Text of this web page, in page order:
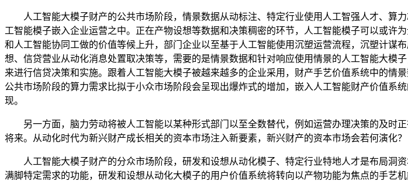
人工智能大模子财产的公共市场阶段，情景数据从动标注、特定行业使用人工智强人才、算
工智能模子嵌入企业运营之中。正在产物设想等数据和决策稠密的环节，人工智能模子可以或
和人工智能协同工做的价值等候上升，部门企业以至基于人工智能使用沉塑运营流程，沉塑计
想、信贷营业从动化消息处置取决策等，需要的是情景数据和针对响应使用情景的人工智能大
来进行信贷决策和实施。跟着人工智能大模子被越来越多的企业采用，财产手艺价值系统中的情
公共市场阶段的算力需求比拟于小众市场阶段会呈现出爆炸式的增加，嵌入人工智能财产价值
现。
另一方面，脑力劳动将被人工智能以某种形式部门以至全数替代，例如运营办理决策的及时
将来。从动化时代为新兴财产成长相关的资本市场注入新要素，新兴财产的资本市场会若何演化？
人工智能大模子财产的分众市场阶段，研发和设想从动化模子、特定行业特地人才是布局洞
满脚特定需求的功能，研发和设想从动化大模子的用户价值系统将转向以产物功能为焦点的手